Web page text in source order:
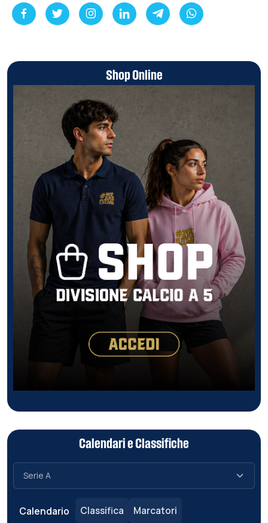
Shop Online
Calendari e Classifiche
Calendario Classifica Marcatori